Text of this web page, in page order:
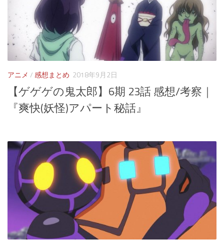
アニメ /感想まとめ 2018年9月2日
【ゲゲゲの鬼太郎】6期 23話 感想/考察｜
『爽快(妖怪)アパート秘話』